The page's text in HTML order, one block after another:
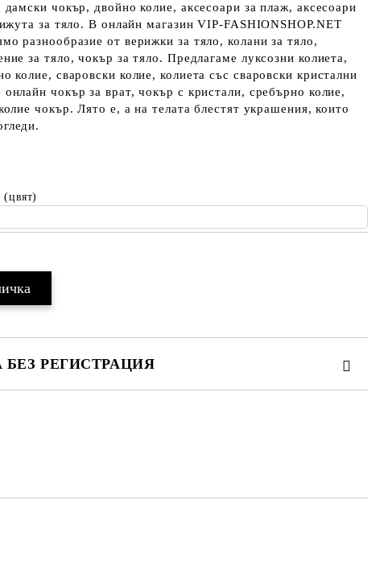
чокър, двойно колие, аксесоари за плаж, аксесоари
за тяло. В онлайн магазин VIP-FASHIONSHOP.NET
разнообразие от верижки за тяло, колани за тяло,
за тяло, чокър за тяло. Предлагаме луксозни колиета,
колие, сваровски колие, колиета със сваровски кристални
чокър за врат, чокър с кристали, сребърно колие,
чокър. Лято е, а на телата блестят украшения, които
РЕГИСТРАЦИЯ